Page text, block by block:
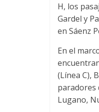
H, los
Gardel y
en Sáenz
En el
(Línea C),
paradores
Lugano,